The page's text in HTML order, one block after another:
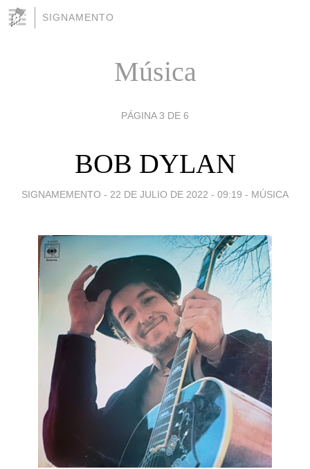
SIGNAMENTO
Música
PÁGINA 3 DE 6
BOB DYLAN
SIGNAMEMENTO - 22 DE JULIO DE 2022 - 09:19 - MÚSICA